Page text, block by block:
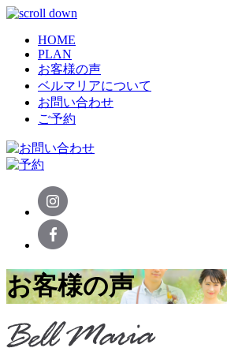
HOME
PLAN
お客様の声
ベルマリアについて
お問い合わせ
ご予約
お客様の声